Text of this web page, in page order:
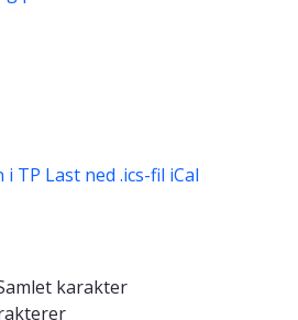
i TP Last ned .ics-fil iCal
karakter